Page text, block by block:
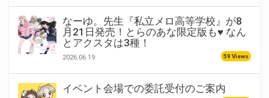
なーゆ。先生『私立メロ高等学校』が8
月21日発売！とらのあな限定版も♥ なん
とアクスタは3種！
2026.06.19 59 Views
イベント会場での委託受付のご案内